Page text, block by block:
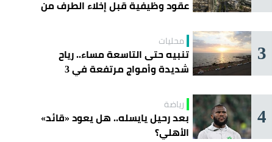
عقود وظيفية قبل إخلاء الطرف من
3 محليات
تنبيه حتى التاسعة مساء.. رياح
شديدة وأمواج مرتفعة في 3
4 رياضة
بعد رحيل يايسله.. هل يعود «قائد»
الأهلي؟